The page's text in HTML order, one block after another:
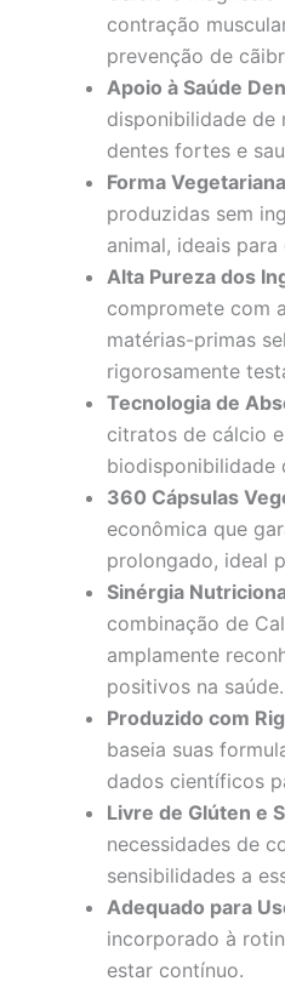
contração
prevenção de
Apoio à Saúde
disponibilidade de
dentes fortes e
Forma
produzidas sem
animal, ideais
Alta Pureza dos
compromete com
matérias-primas
rigorosamente
Tecnologia de
citratos de cálcio
biodisponibilidade
360 Cápsulas
econômica que
prolongado, ideal
Sinérgia
combinação de
amplamente
positivos na saúde.
Produzido com
baseia suas
dados científicos
Livre de Glúten e
necessidades de
sensibilidades a
Adequado para
incorporado à
estar contínuo.